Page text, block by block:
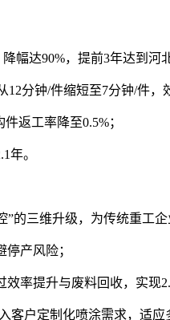
幅达90%，提前3年达到河
分钟/件缩短至7分钟/件，
返工率降至0.5%；
年。
的三维升级，为传统重工企
产风险；
率提升与废料回收，实现
户定制化喷涂需求，适应